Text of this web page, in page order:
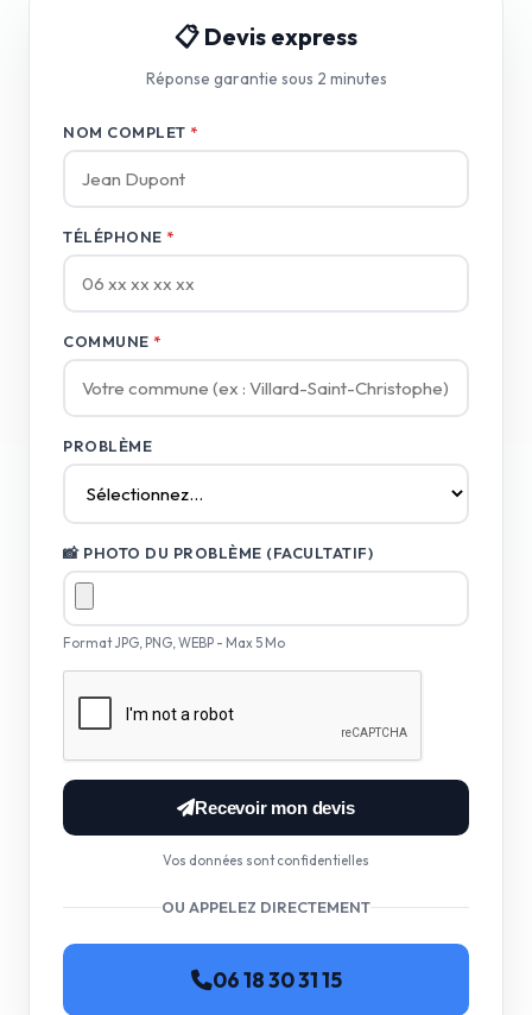
📋 Devis express
Réponse garantie sous 2 minutes
NOM COMPLET *
TÉLÉPHONE *
COMMUNE *
PROBLÈME
📸 PHOTO DU PROBLÈME (FACULTATIF)
Format JPG, PNG, WEBP - Max 5 Mo
Recevoir mon devis
Vos données sont confidentielles
OU APPELEZ DIRECTEMENT
06 18 30 31 15